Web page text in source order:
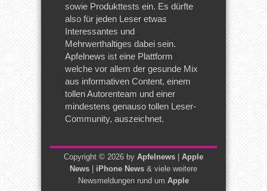
sowie Produkttests ein. Es dürfte
also für jeden Leser etwas
Interessantes und
Mehrwerthaltiges dabei sein.
Apfelnews ist eine Plattform
welche vor allem der gesunde Mix
aus informativen Content, einem
tollen Autorenteam und einer
mindestens genauso tollen Leser-
Community, auszeichnet.
Copyright © 2026 by Apfelnews | Apple
News | iPhone News & viele weitere
Newsmeldungen rund um Apple